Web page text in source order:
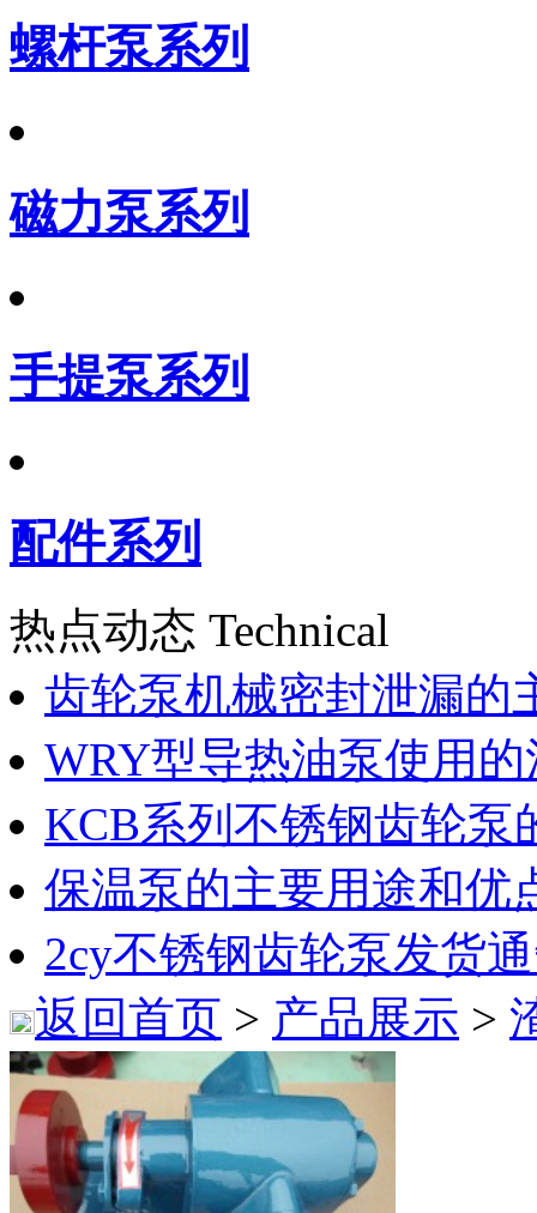
螺杆泵系列
磁力泵系列
手提泵系列
配件系列
热点动态 Technical
齿轮泵机械密封泄漏的
WRY型导热油泵使用
KCB系列不锈钢齿轮泵
保温泵的主要用途和优
2cy不锈钢齿轮泵发货
返回首页 > 产品展示 >